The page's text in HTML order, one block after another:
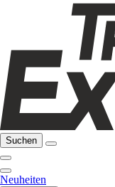
Suchen
Neuheiten